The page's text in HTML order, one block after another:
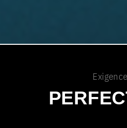
Exigence